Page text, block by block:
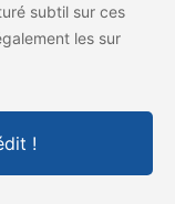
subtil sur ces
les sur
!